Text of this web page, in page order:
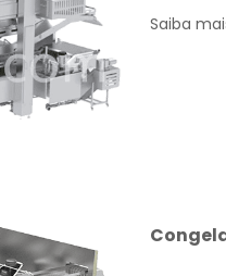
Saiba